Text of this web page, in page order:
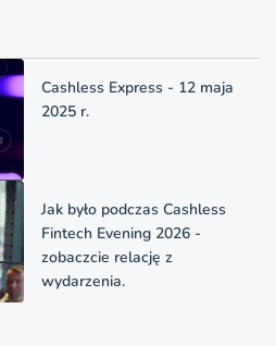
Cashless Express - 12 maja
2025 r.
Jak było podczas Cashless
Fintech Evening 2026 -
zobaczcie relację z
wydarzenia.